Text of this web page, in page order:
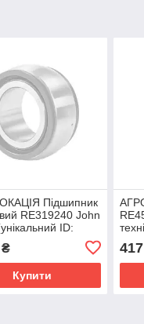
Підшипник
RE319240 John
ID:
Купити
417